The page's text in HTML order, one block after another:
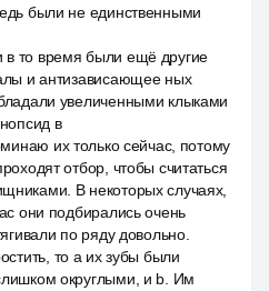
были не единственными
то время были ещё другие
и антизависающее ных
увеличенными клыками
в
их только сейчас, потому
отбор, чтобы считаться
В некоторых случаях,
они подбирались очень
по ряду довольно.
то а их зубы были
округлыми, и b. Им